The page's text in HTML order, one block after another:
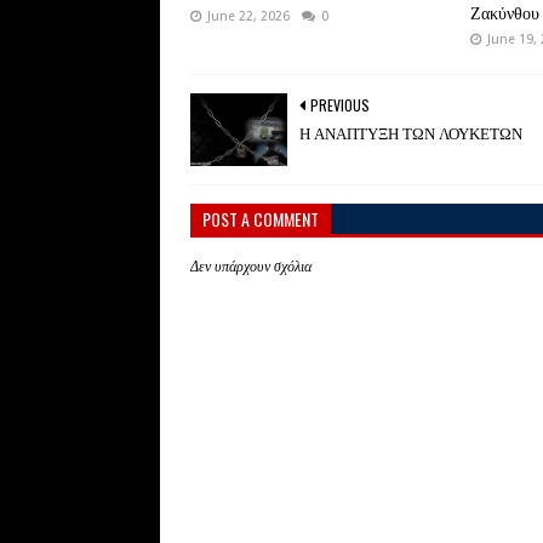
June 22, 2026 0
Ζακύνθου
June 19,
PREVIOUS
Η ΑΝΑΠΤΥΞΗ ΤΩΝ ΛΟΥΚΕΤΩΝ
POST A COMMENT
Δεν υπάρχουν σχόλια